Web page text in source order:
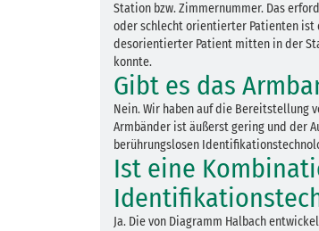
Station bzw. Zimmernummer. Das
oder schlecht orientierter Patienten ist
desorientierter Patient mitten in der
konnte.
Gibt es das
Nein. Wir haben auf die Bereitstellung
Armbänder ist äußerst gering und der
berührungslosen
Ist eine
Ja. Die von Diagramm Halbach